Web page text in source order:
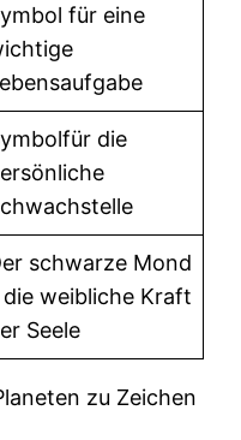
für eine
die
schwarze Mond
die weibliche Kraft
Seele
zu Zeichen